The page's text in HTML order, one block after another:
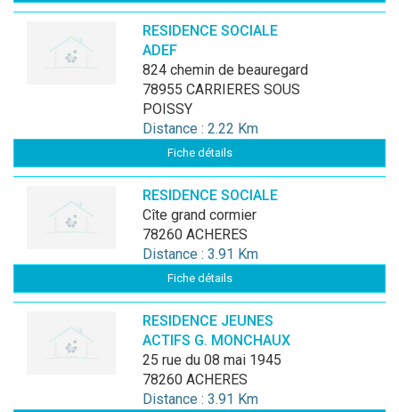
RESIDENCE SOCIALE
ADEF
824 chemin de beauregard
78955 CARRIERES SOUS
POISSY
Distance : 2.22 Km
Fiche détails
RESIDENCE SOCIALE
cîte grand cormier
78260 ACHERES
Distance : 3.91 Km
Fiche détails
RESIDENCE JEUNES
ACTIFS G. MONCHAUX
25 rue du 08 mai 1945
78260 ACHERES
Distance : 3.91 Km